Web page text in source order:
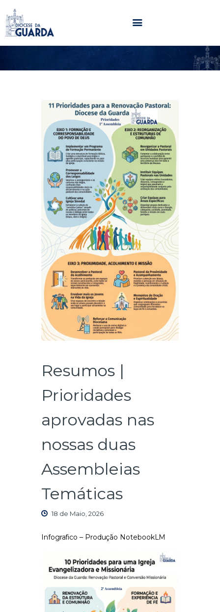
HOME
PARÓQUIAS
NOTÍCIAS
AGENDA
MULTIMÉDIA
SENTIR COM A IGREJA
CONTACTOS
Resumos |
Prioridades
aprovadas nas
nossas duas
Assembleias
Temáticas
18 de Maio, 2026
Infografico – Produção NotebookLM